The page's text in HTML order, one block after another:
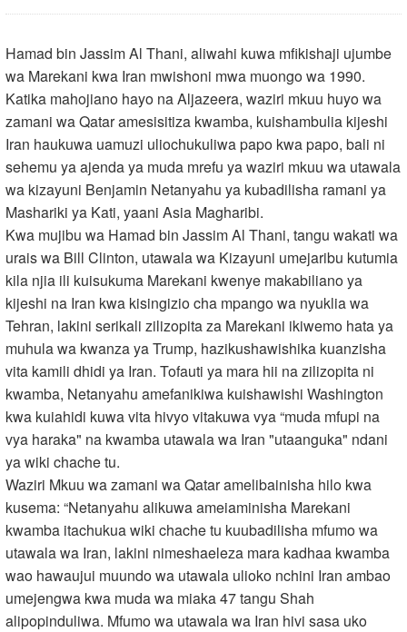
Hamad bin Jassim Al Thani, aliwahi kuwa mfikishaji ujumbe
wa Marekani kwa Iran mwishoni mwa muongo wa 1990.
Katika mahojiano hayo na Aljazeera, waziri mkuu huyo wa
zamani wa Qatar amesisitiza kwamba, kuishambulia kijeshi
Iran haukuwa uamuzi uliochukuliwa papo kwa papo, bali ni
sehemu ya ajenda ya muda mrefu ya waziri mkuu wa utawala
wa kizayuni Benjamin Netanyahu ya kubadilisha ramani ya
Mashariki ya Kati, yaani Asia Magharibi.
Kwa mujibu wa Hamad bin Jassim Al Thani, tangu wakati wa
urais wa Bill Clinton, utawala wa Kizayuni umejaribu kutumia
kila njia ili kuisukuma Marekani kwenye makabiliano ya
kijeshi na Iran kwa kisingizio cha mpango wa nyuklia wa
Tehran, lakini serikali zilizopita za Marekani ikiwemo hata ya
muhula wa kwanza ya Trump, hazikushawishika kuanzisha
vita kamili dhidi ya Iran. Tofauti ya mara hii na zilizopita ni
kwamba, Netanyahu amefanikiwa kuishawishi Washington
kwa kuiahidi kuwa vita hivyo vitakuwa vya “muda mfupi na
vya haraka" na kwamba utawala wa Iran "utaanguka" ndani
ya wiki chache tu.
Waziri Mkuu wa zamani wa Qatar amelibainisha hilo kwa
kusema: “Netanyahu alikuwa ameiaminisha Marekani
kwamba itachukua wiki chache tu kuubadilisha mfumo wa
utawala wa Iran, lakini nimeshaeleza mara kadhaa kwamba
wao hawaujui muundo wa utawala ulioko nchini Iran ambao
umejengwa kwa muda wa miaka 47 tangu Shah
alipopinduliwa. Mfumo wa utawala wa Iran hivi sasa uko